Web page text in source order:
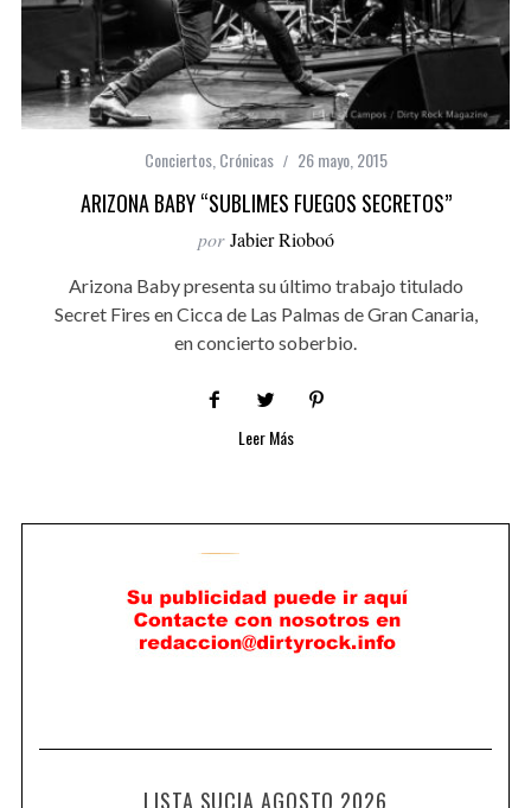
Conciertos, Crónicas 26 mayo, 2015
ARIZONA BABY “SUBLIMES FUEGOS SECRETOS”
por Jabier Rioboó
Arizona Baby presenta su último trabajo titulado
Secret Fires en Cicca de Las Palmas de Gran Canaria,
en concierto soberbio.
Leer Más
LISTA SUCIA AGOSTO 2026